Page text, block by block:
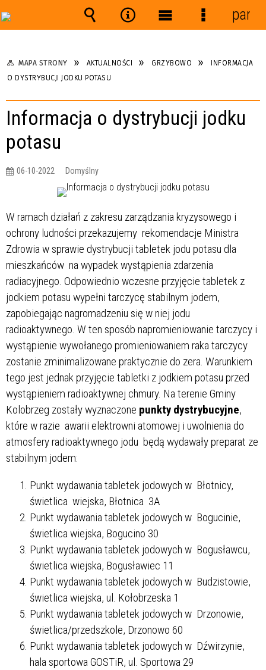
MAPA STRONY AKTUALNOŚCI GRZYBOWO
INFORMACJA
O DYSTRYBUCJI JODKU POTASU
Informacja o dystrybucji jodku
potasu
06-10-2022 Domyślny
W ramach działań z zakresu zarządzania kryzysowego i
ochrony ludności przekazujemy rekomendacje Ministra
Zdrowia w sprawie dystrybucji tabletek jodu potasu dla
mieszkańców na wypadek wystąpienia zdarzenia
radiacyjnego. Odpowiednio wczesne przyjęcie tabletek z
jodkiem potasu wypełni tarczycę stabilnym jodem,
zapobiegając nagromadzeniu się w niej jodu
radioaktywnego. W ten sposób napromieniowanie tarczycy i
wystąpienie wywołanego promieniowaniem raka tarczycy
zostanie zminimalizowane praktycznie do zera. Warunkiem
tego jest jednak przyjęcie tabletki z jodkiem potasu przed
wystąpieniem radioaktywnej chmury. Na terenie Gminy
Kolobrzeg zostały wyznaczone punkty dystrybucyjne,
które w razie awarii elektrowni atomowej i uwolnienia do
atmosfery radioaktywnego jodu będą wydawały preparat ze
stabilnym jodem:
Punkt wydawania tabletek jodowych w Błotnicy,
świetlica wiejska, Błotnica 3A
Punkt wydawania tabletek jodowych w Bogucinie,
świetlica wiejska, Bogucino 30
Punkt wydawania tabletek jodowych w Bogusławcu,
świetlica wiejska, Bogusławiec 11
Punkt wydawania tabletek jodowych w Budzistowie,
świetlica wiejska, ul. Kołobrzeska 1
Punkt wydawania tabletek jodowych w Drzonowie,
świetlica/przedszkole, Drzonowo 60
Punkt wydawania tabletek jodowych w Dźwirzynie,
hala sportowa GOSTiR, ul. Sportowa 29
Wyszukiwarka
Narzędzia
Menu Menu
panel